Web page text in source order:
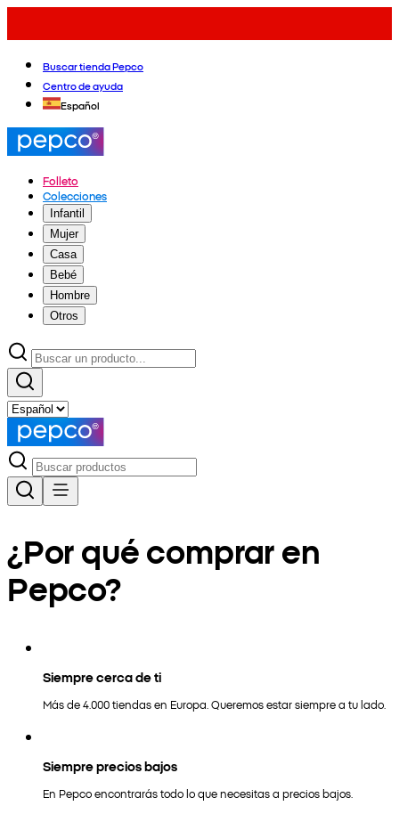
Buscar tienda Pepco
Centro de ayuda
Español
Folleto
Colecciones
Infantil
Mujer
Casa
Bebé
Hombre
Otros
¿Por qué comprar en
Pepco?
Siempre cerca de ti
Más de 4.000 tiendas en Europa. Queremos estar siempre a tu lado.
Siempre precios bajos
En Pepco encontrarás todo lo que necesitas a precios bajos.